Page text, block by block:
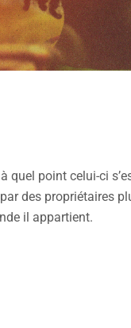
point celui-ci
des propriétaires
il appartient.